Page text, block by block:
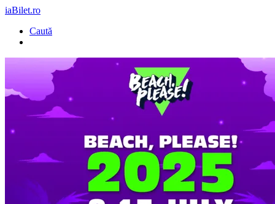
iaBilet.ro
Caută